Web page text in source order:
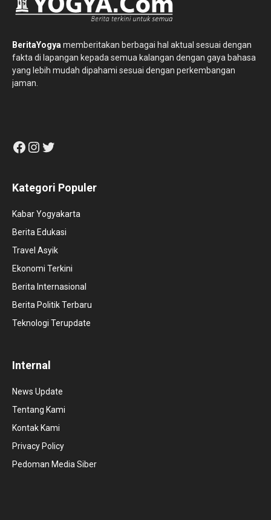
BeritaYogya memberitakan berbagai hal aktual sesuai dengan
fakta di lapangan kepada semua kalangan dengan gaya bahasa
yang lebih mudah dipahami sesuai dengan perkembangan
jaman.
Facebook
Instagram
Twitter
Kategori Populer
Kabar Yogyakarta
Berita Edukasi
Travel Asyik
Ekonomi Terkini
Berita Internasional
Berita Politik Terbaru
Teknologi Terupdate
Internal
News Update
Tentang Kami
Kontak Kami
Privacy Policy
Pedoman Media Siber